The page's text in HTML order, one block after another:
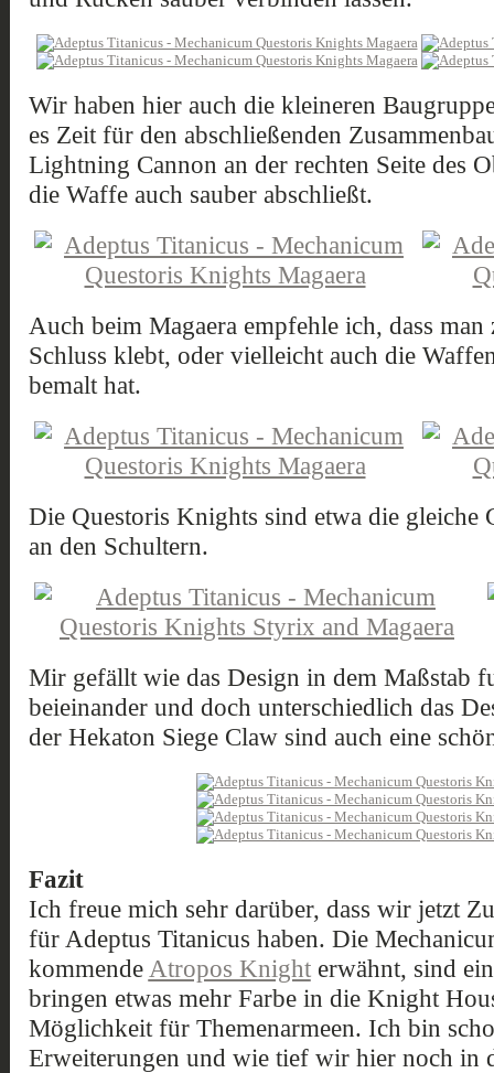
Wir haben hier auch die kleineren
es Zeit für den abschließenden
Lightning Cannon an der rechten Seite des
die Waffe auch sauber abschließt.
Auch beim Magaera empfehle ich, dass
Schluss klebt, oder vielleicht auch die
bemalt hat.
Die Questoris Knights sind etwa die gleiche
an den Schultern.
Mir gefällt wie das Design in dem Maßstab
beieinander und doch unterschiedlich das
der Hekaton Siege Claw sind auch eine
Fazit
Ich freue mich sehr darüber, dass wir jetzt
für Adeptus Titanicus haben. Die
kommende Atropos Knighterwähnt, sind
bringen etwas mehr Farbe in die Knight
Möglichkeit für Themenarmeen. Ich bin
Erweiterungen und wie tief wir hier noch in